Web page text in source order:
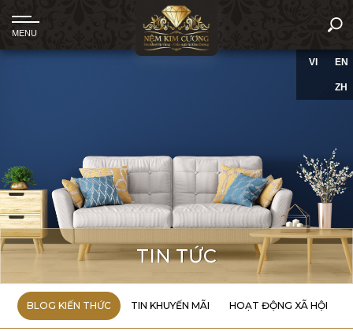
VI EN
ZH
TIN TỨC
BLOG KIẾN THỨC TIN KHUYẾN MÃI HOẠT ĐỘNG XÃ HỘI